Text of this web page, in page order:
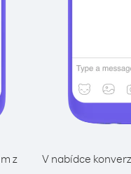
z
V nabídce